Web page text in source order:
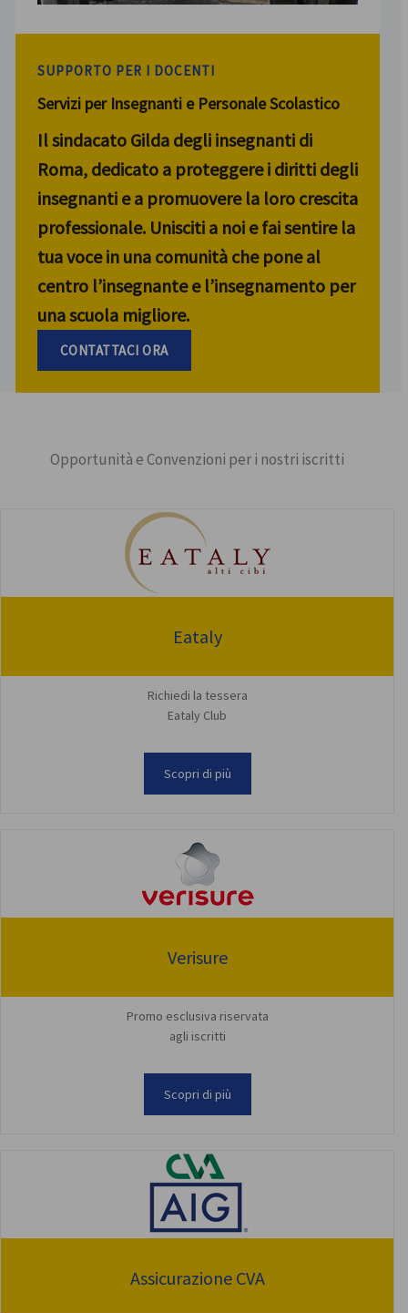
SUPPORTO PER I DOCENTI
Servizi per Insegnanti e Personale Scolastico
Il sindacato Gilda degli insegnanti di
Roma, dedicato a proteggere i diritti degli
insegnanti e a promuovere la loro crescita
professionale. Unisciti a noi e fai sentire la
tua voce in una comunità che pone al
centro l’insegnante e l’insegnamento per
una scuola migliore.
CONTATTACI ORA
Opportunità e Convenzioni per i nostri iscritti
Eataly
Richiedi la tessera
Eataly Club
Scopri di più
Verisure
Promo esclusiva riservata
agli iscritti
Scopri di più
Assicurazione CVA